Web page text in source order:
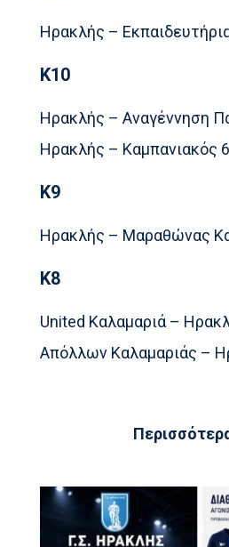
Ηρακλής –
Κ10
Ηρακλής – Αναγέννηση
Ηρακλής – Καμπανιακός
Κ9
Ηρακλής – Μαραθώνας
Κ8
United Καλαμαριά –
Απόλλων Καλαμαριάς –